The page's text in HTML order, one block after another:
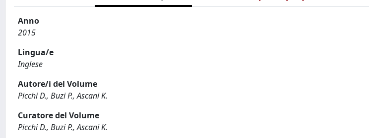
Anno
2015
Lingua/e
Inglese
Autore/i del Volume
Picchi D., Buzi P., Ascani K.
Curatore del Volume
Picchi D., Buzi P., Ascani K.